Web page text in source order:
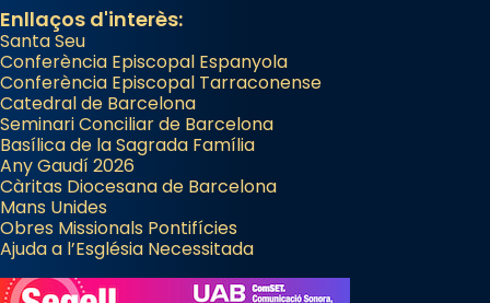
a la “Missa de les Santes” (“Missa de
Glòria”) fou composta el 1848 per Mn.
Manuel Blanch, amb aire d’òpera
italianitzant; s’interpreta per privilegi
pontifici, amb orquestra i cor, i té una
duració aproximada de tres hores. Després,
processó (recuperada el 1972) al voltant
del temple amb les relíquies de les santes.
Des de 1985 hi participa també un grup de
diablesses amb música i ball propis. Festa
gran a Mataró.
Enllaços d'interès:
Santa Seu
Conferència Episcopal Espanyola
Conferència Episcopal Tarraconense
Catedral de Barcelona
Seminari Conciliar de Barcelona
Basílica de la Sagrada Família
Any Gaudí 2026
Càritas Diocesana de Barcelona
Mans Unides
Obres Missionals Pontifícies
Ajuda a l’Església Necessitada